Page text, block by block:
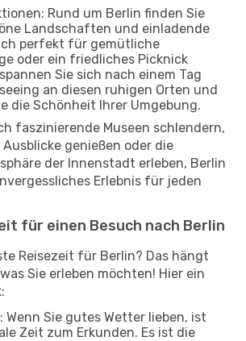
Rund um Berlin finden Sie
Landschaften und einladende
perfekt für gemütliche
oder ein friedliches Picknick
Sie sich nach einem Tag
an diesen ruhigen Orten und
die Schönheit Ihrer Umgebung.
faszinierende Museen schlendern,
genießen oder die
der Innenstadt erleben, Berlin
Erlebnis für jeden
für einen Besuch nach Berlin
Reisezeit für Berlin? Das hängt
Sie erleben möchten! Hier ein
Wenn Sie gutes Wetter lieben, ist
Zeit zum Erkunden. Es ist die